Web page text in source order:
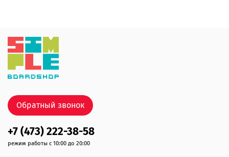
+7 (473) 222-38-58
режим работы с 10:00 до 20:00
Обратный звонок